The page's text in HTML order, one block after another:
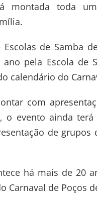
montada toda
de Samba
ano pela Escola de
calendário do
com
o evento ainda
de
há mais de 20
Carnaval de Poços